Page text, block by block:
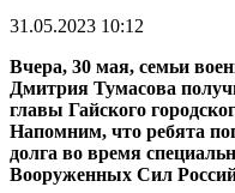
31.05.2023 10:12
Вчера, 30 мая, семьи
Дмитрия Тумасова
главы Гайского
Напомним, что ребята
долга во время
Вооруженных Сил